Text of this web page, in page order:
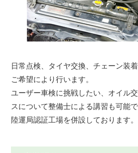
日常点検、タイヤ交換、チェーン装
ご希望により行います。
ユーザー車検に挑戦したい、オイル
スについて整備士による講習も可能で
陸運局認証工場を併設しております。